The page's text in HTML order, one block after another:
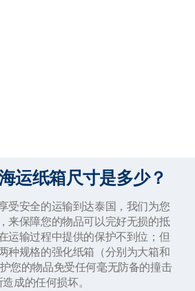
运纸箱尺寸是多少？
受安全的运输到达泰国，我们为您
来保障您的物品可以完好无损的抵
运输过程中提供的保护不到位；但
种规格的强化纸箱（分别为大箱和
您的物品免受任何毫无防备的撞击
造成的任何损坏。